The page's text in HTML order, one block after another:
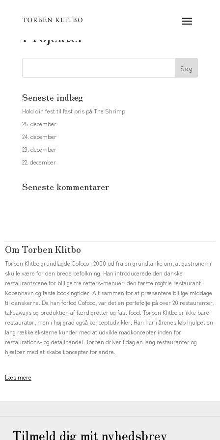
Projekter
Seneste indlæg
Hold din fest til fast pris på The Shrimp
25. december
24. december
23. december
22. december
Seneste kommentarer
Om Torben Klitbo
Torben Klitbo grundlagde Cofoco i 2000 ud fra en grundtanke om, at gastronomi
skulle være for den brede befolkning. Han introducerede den danske
restaurantscene for billige tre retters-menuer, den første røgfrie restaurant i
København og faste bookingtider. Alt sammen for at præsentere billige middage
til danskerne. Da han forlod Cofoco, var det en portefølje på over 20 restauranter,
takeaways og produktion af færdigretter og fast food. Torben Klitbo er ikke bare
restauratør, men i høj grad også konceptudvikler. Han har i årenes løb hjulpet en
lang række eksterne kunder med at udvikle madkoncepter inden for
restaurations- og detailhandel. Torben driver i dag en lang restauranter og
hjælper med at skabe koncepter for andre.
Læs mere
Tilmeld dig mit nyhedsbrev